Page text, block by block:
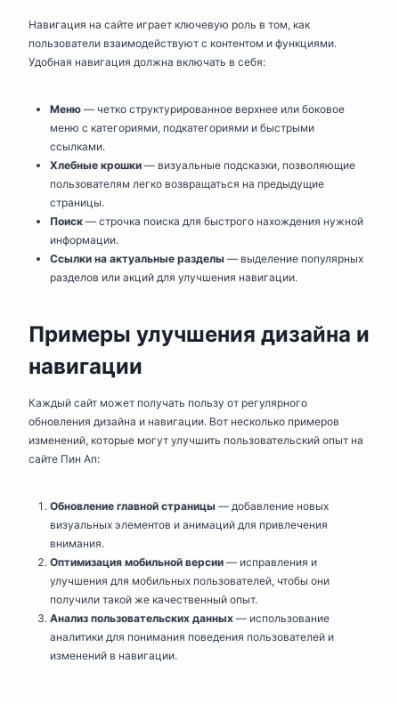
Навигация на сайте играет ключевую роль в том, как
пользователи взаимодействуют с контентом и функциями.
Удобная навигация должна включать в себя:
Меню — четко структурированное верхнее или боковое
меню с категориями, подкатегориями и быстрыми
ссылками.
Хлебные крошки — визуальные подсказки, позволяющие
пользователям легко возвращаться на предыдущие
страницы.
Поиск — строчка поиска для быстрого нахождения нужной
информации.
Ссылки на актуальные разделы — выделение популярных
разделов или акций для улучшения навигации.
Примеры улучшения дизайна и
навигации
Каждый сайт может получать пользу от регулярного
обновления дизайна и навигации. Вот несколько примеров
изменений, которые могут улучшить пользовательский опыт на
сайте Пин Ап:
Обновление главной страницы — добавление новых
визуальных элементов и анимаций для привлечения
внимания.
Оптимизация мобильной версии — исправления и
улучшения для мобильных пользователей, чтобы они
получили такой же качественный опыт.
Анализ пользовательских данных — использование
аналитики для понимания поведения пользователей и
изменений в навигации.